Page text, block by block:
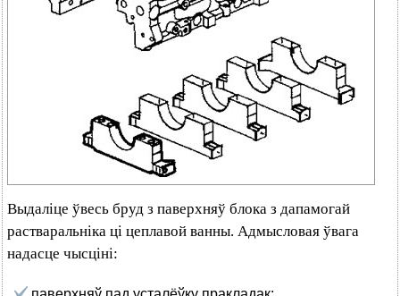
Выдаліце ўвесь бруд з паверхняў блока з дапамогай
растваральніка ці цеплавой ванны. Адмысловая ўвага
надасце чысціні: